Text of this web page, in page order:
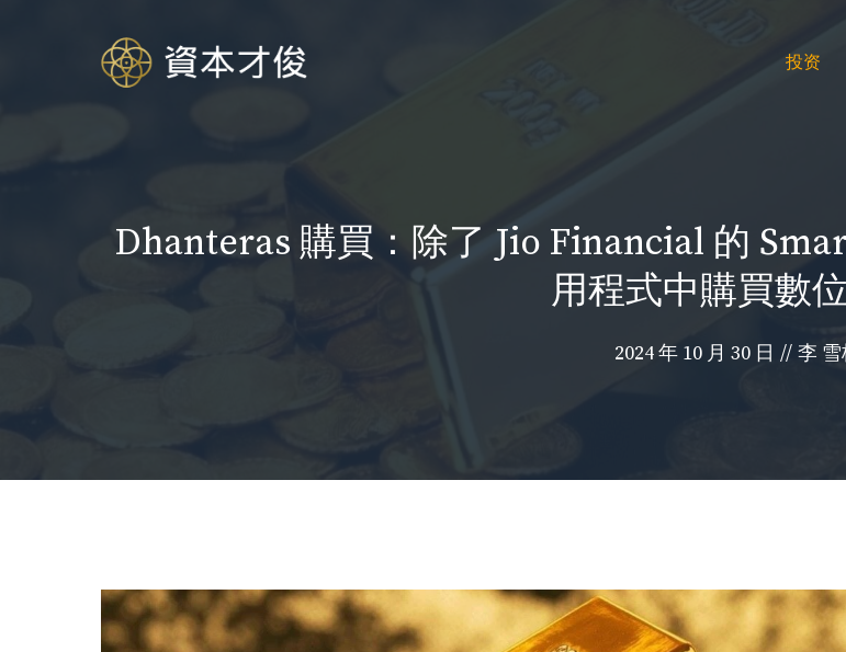
投资
Dhanteras 購買：除了 Jio Financial 的
用程式中購買數
2024 年 10 月 30 日 // 李 雪